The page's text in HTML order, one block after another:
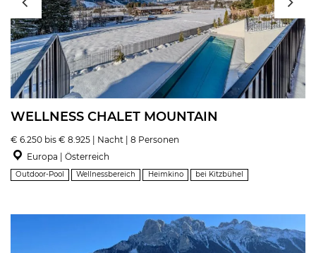
WELLNESS CHALET MOUNTAIN
€ 6.250 bis € 8.925 | Nacht | 8 Personen
Europa | Österreich
Outdoor-Pool Wellnessbereich Heimkino bei Kitzbühel